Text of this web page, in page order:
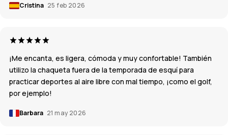
Cristina 25 feb 2026
¡Me encanta, es ligera, cómoda y muy confortable! También
utilizo la chaqueta fuera de la temporada de esquí para
practicar deportes al aire libre con mal tiempo, ¡como el golf,
por ejemplo!
Barbara 21 may 2026